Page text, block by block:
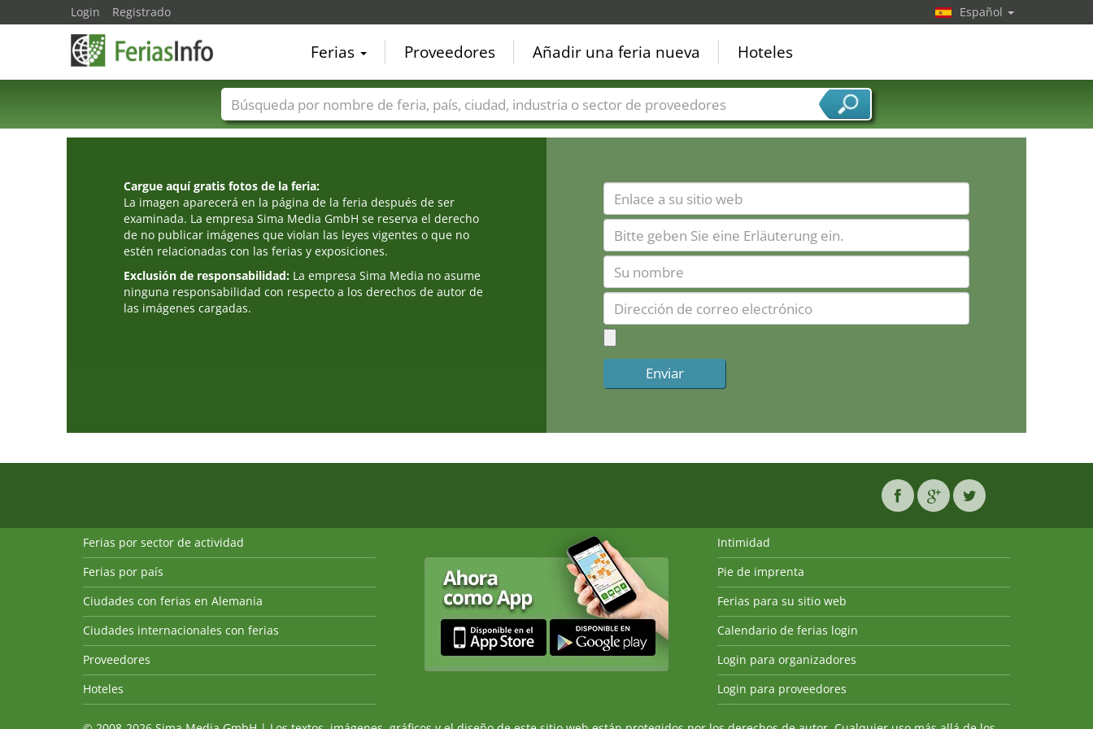
Cargue aquí gratis fotos de la feria:
La imagen aparecerá en la página de la feria después de ser
examinada. La empresa Sima Media GmbH se reserva el derecho
de no publicar imágenes que violan las leyes vigentes o que no
estén relacionadas con las ferias y exposiciones.
Exclusión de responsabilidad: La empresa Sima Media no asume
ninguna responsabilidad con respecto a los derechos de autor de
las imágenes cargadas.
Login Registrado Español
Ferias Proveedores Añadir una feria nueva Hoteles
Nombres de ferias Países Ciudades Sectores de ferias Sectores de proveedor de servicios
Ferias por sector de actividad
Ferias por país
Ciudades con ferias en Alemania
Ciudades internacionales con ferias
Proveedores
Hoteles
Intimidad
Pie de imprenta
Ferias para su sitio web
Calendario de ferias login
Login para organizadores
Login para proveedores